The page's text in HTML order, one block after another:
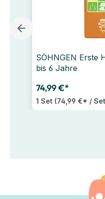
SÖHNGEN Erste
bis 6 Jahre
74,99 €*
1 Set (74,99 €* /